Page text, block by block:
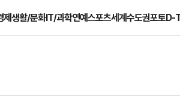
제생활/문화IT/과학연예스포츠세계수도권포토D-